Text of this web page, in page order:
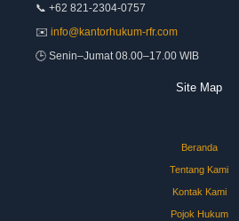
📞 +62 821-2304-0757
✉️ info@kantorhukum-rfr.com
🕒 Senin–Jumat 08.00–17.00 WIB
Site Map
Beranda
Tentang Kami
Kontak Kami
Pojok Hukum